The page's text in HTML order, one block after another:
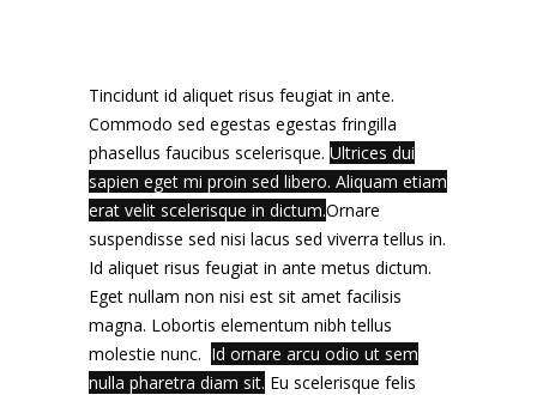
Tincidunt id aliquet risus feugiat in ante.
Commodo sed egestas egestas fringilla
phasellus faucibus scelerisque. Ultrices dui
sapien eget mi proin sed libero. Aliquam etiam
erat velit scelerisque in dictum.Ornare
suspendisse sed nisi lacus sed viverra tellus in.
Id aliquet risus feugiat in ante metus dictum.
Eget nullam non nisi est sit amet facilisis
magna. Lobortis elementum nibh tellus
molestie nunc. Id ornare arcu odio ut sem
nulla pharetra diam sit. Eu scelerisque felis